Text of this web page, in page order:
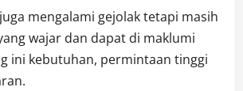
mengalami gejolak tetapi masih
wajar dan dapat di maklumi
ini kebutuhan, permintaan tinggi